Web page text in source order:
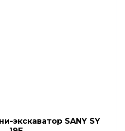
экскаватор SANY SY